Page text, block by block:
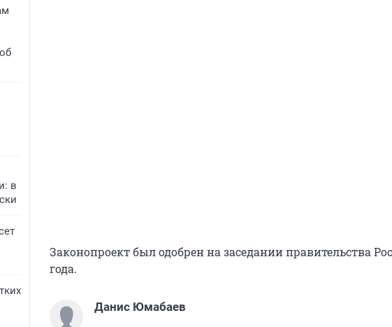
в
Законопроект был одобрен на заседании правительства
года.
Данис Юмабаев